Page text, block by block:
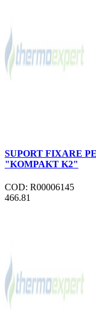
SUPORT FIXARE
"KOMPAKT K2"
COD: R00006145
466.81